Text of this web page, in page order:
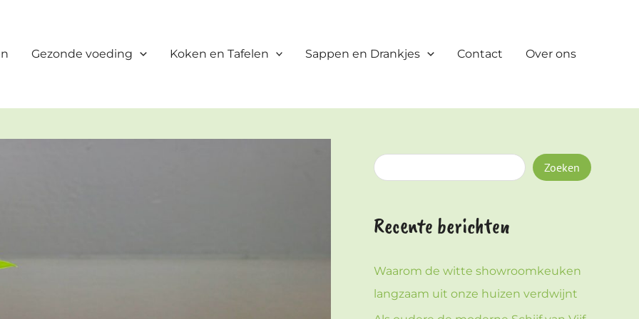
Gezonde voeding Koken en Tafelen Sappen en Drankjes Contact Over ons
e
Zoeken
Recente berichten
Waarom de witte showroomkeuken
langzaam uit onze huizen verdwijnt